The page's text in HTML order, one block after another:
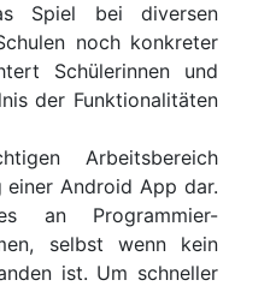
Spiel bei diversen
noch konkreter
Schülerinnen und
der Funktionalitäten
Arbeitsbereich
Android App dar.
an Programmier-
selbst wenn kein
ist. Um schneller